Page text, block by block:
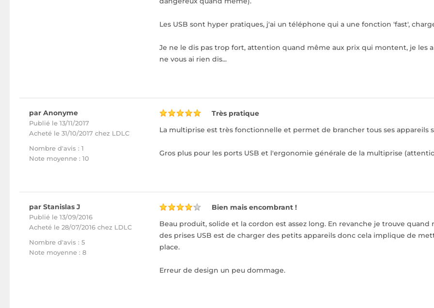
Les USB sont hyper pratiques, j'ai un téléphone qui a une fonction 'fast',
Je ne le dis pas trop fort, attention quand même aux prix qui montent, je les
ne vous ai rien dis...
par Anonyme
Publié le 13/11/2017
Acheté le 31/10/2017 chez LDLC
Nombre d'avis : 1
Note moyenne : 10
Très pratique
La multiprise est très fonctionnelle et permet de brancher tous ses appareils
Gros plus pour les ports USB et l'ergonomie générale de la multiprise
par Stanislas J
Publié le 13/09/2016
Acheté le 28/07/2016 chez LDLC
Nombre d'avis : 5
Note moyenne : 8
Bien mais encombrant !
Beau produit, solide et la cordon est assez long. En revanche je trouve
des prises USB est de charger des petits appareils donc cela implique de
place.
Erreur de design un peu dommage.